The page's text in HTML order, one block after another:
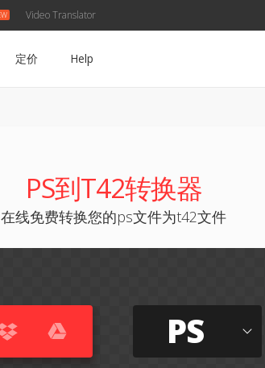
Video Translator
定价 Help
PS到T42转换器
在线免费转换您的ps文件为t42文件
PS